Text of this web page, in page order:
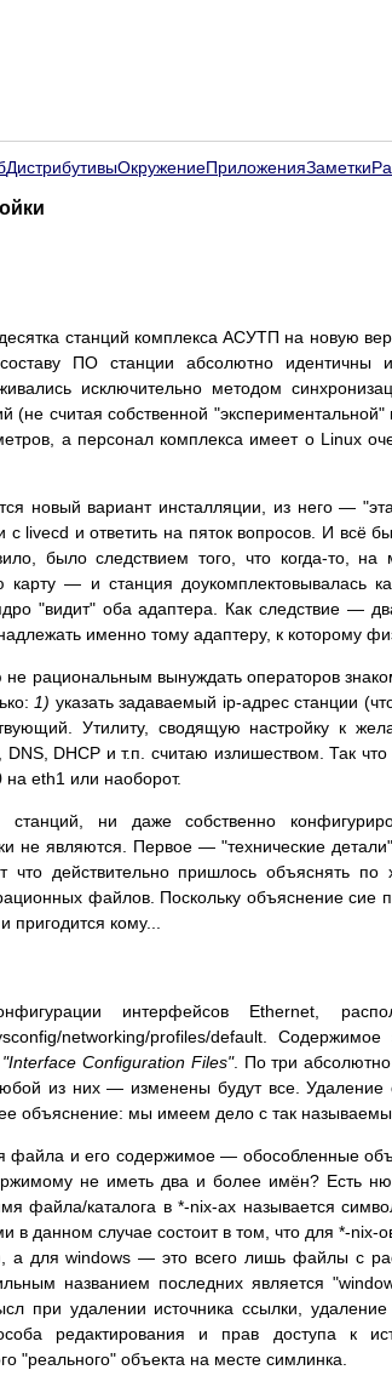
ДистрибутивыОкружениеПриложенияЗаметки
станций комплекса АСУТП на новую
ПО станции абсолютно идентичны
исключительно методом
(не считая собственной
а персонал комплекса имеет о Linux
новый вариант инсталляции, из него —
с livecd и ответить на пяток вопросов. И
было следствием того, что когда-то,
карту — и станция доукомплектовывалась
"видит" оба адаптера. Как следствие —
именно тому адаптеру, к которому
рациональным вынуждать операторов
1) указать задаваемый ip-адрес станции
Утилиту, сводящую настройку к
DHCP и т.п. считаю излишеством. Так
eth1 или наоборот.
ни даже собственно
не являются. Первое — "технические
действительно пришлось объяснять по
файлов. Поскольку объяснение
кому...
интерфейсов Ethernet,
networking/profiles/default.
"Interface Configuration Files". По три
из них — изменены будут все.
объяснение: мы имеем дело с так
файла и его содержимое — обособленные
не иметь два и более имён? Есть
файла/каталога в *-nix-ах называется
в данном случае состоит в том, что для *-
а для windows — это всего лишь файлы с
названием последних является
при удалении источника ссылки,
редактирования и прав доступа к
"реального" объекта на месте симлинка.